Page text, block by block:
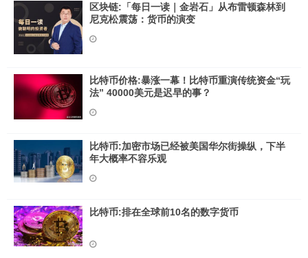
区块链:「每日一读｜金岩石」从布雷顿森林到
尼克松震荡：货币的演变
比特币价格:暴涨一幕！比特币重演传统资金“玩
法” 40000美元是迟早的事？
比特币:加密市场已经被美国华尔街操纵，下半
年大概率不容乐观
比特币:排在全球前10名的数字货币